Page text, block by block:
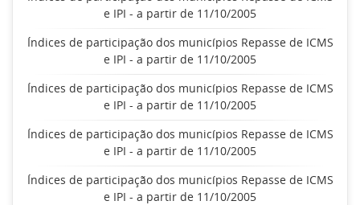
e IPI - a partir de 11/10/2005
Índices de participação dos municípios Repasse de ICMS
e IPI - a partir de 11/10/2005
Índices de participação dos municípios Repasse de ICMS
e IPI - a partir de 11/10/2005
Índices de participação dos municípios Repasse de ICMS
e IPI - a partir de 11/10/2005
Índices de participação dos municípios Repasse de ICMS
e IPI - a partir de 11/10/2005